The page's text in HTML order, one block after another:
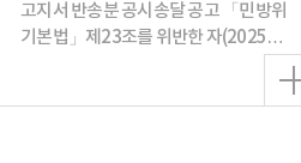
고지서 반송분 공시송달 공고 「민방위
기본법」제23조를 위반한 자(2025년